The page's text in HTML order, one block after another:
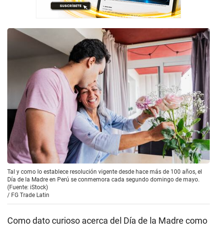
Tal y como lo establece resolución vigente desde hace más de 100 años, el
Día de la Madre en Perú se conmemora cada segundo domingo de mayo.
(Fuente: iStock)
/ FG Trade Latin
Como dato curioso acerca del Día de la Madre como